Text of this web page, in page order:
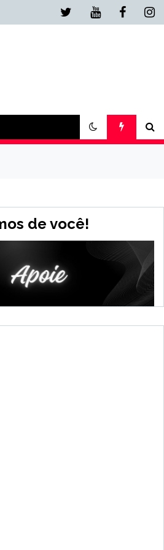
Urgente: PF deve chamar
Lulinha para depor
de você!